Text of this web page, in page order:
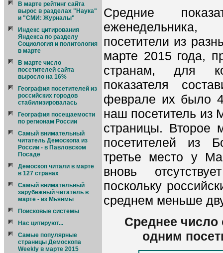
В марте рейтинг сайта
вырос в разделах "Наука"
и "СМИ: Журналы"
Индекс цитирования
Яндекса по разделу
Социология и политология
в марте
В марте число
посетителей сайта
выросло на 16%
География посетителей из
российских городов
стабилизировалась
География посещаемости
по регионам России
Cамый внимательный
читатель Демоскопа из
России - в Павловском
Посаде
Демоскоп читали в марте
в 127 странах
Самый внимательный
зарубежный читатель в
марте - из Мьянмы
Поисковые системы
Нас цитируют...
Самые популярные
страницы Демоскопа
Weekly в марте 2015
Средние
посетители из
марте 2015 года,
странам, для
показателя
феврале их было
наш посетитель из
страницы. Второе
посетителей из
третье место у
вновь
поскольку
среднем меньше
Среднее число
одним